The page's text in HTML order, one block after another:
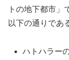
トの地下都市」
以下の通りであ
ハトハラー